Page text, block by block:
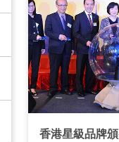
香港星級品牌